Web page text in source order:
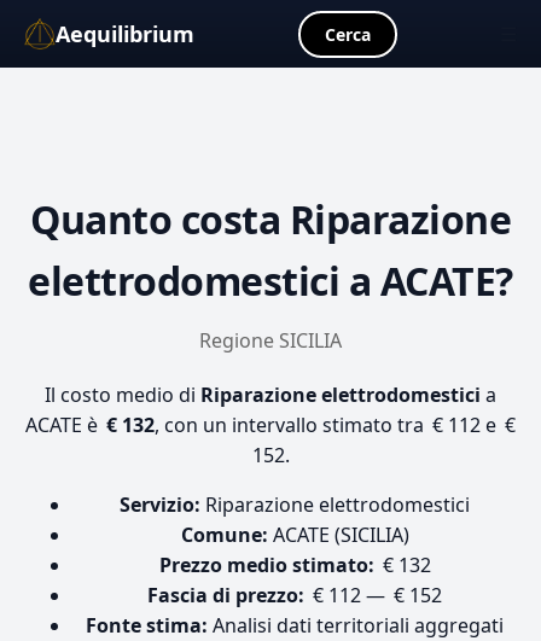
Aequilibrium Cerca
Quanto costa Riparazione
elettrodomestici a ACATE?
Regione SICILIA
Il costo medio di Riparazione elettrodomestici a
ACATE è € 132, con un intervallo stimato tra € 112 e €
152.
Servizio: Riparazione elettrodomestici
Comune: ACATE (SICILIA)
Prezzo medio stimato: € 132
Fascia di prezzo: € 112 — € 152
Fonte stima: Analisi dati territoriali aggregati